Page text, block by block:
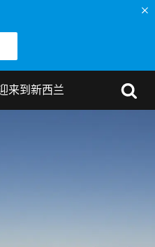
来到新西兰